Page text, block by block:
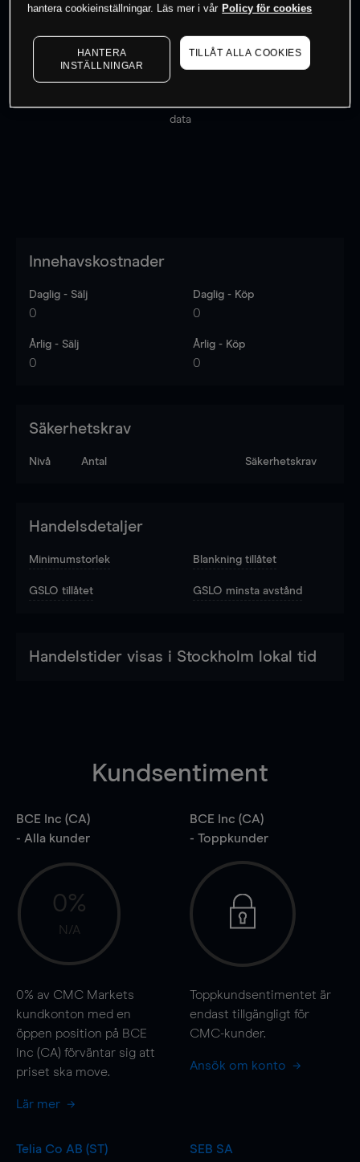
Priserna är endast vägledande.
data
Innehavskostnader
Daglig - Sälj
0
Daglig - Köp
0
Årlig - Sälj
0
Årlig - Köp
0
Säkerhetskrav
Nivå Antal Säkerhetskrav
Handelsdetaljer
Minimumstorlek Blankning tillåtet
GSLO tillåtet GSLO minsta avstånd
Handelstider visas i Stockholm lokal tid
Kundsentiment
BCE Inc (CA)
- Alla kunder
0%
N/A
0% av CMC Markets
kundkonton med en
öppen position på BCE
Inc (CA) förväntar sig att
priset ska move.
Lär mer
BCE Inc (CA)
- Toppkunder
Toppkundsentimentet är
endast tillgängligt för
CMC-kunder.
Ansök om konto
Telia Co AB (ST)
SEB SA
hantera cookieinställningar. Läs mer i vår Policy för cookies
HANTERA
INSTÄLLNINGAR
TILLÅT ALLA COOKIES